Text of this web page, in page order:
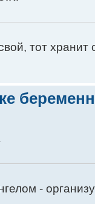
тот
-